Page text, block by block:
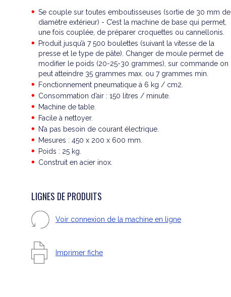
Se couple sur toutes emboutisseuses (sortie de 30 mm de
diamètre extérieur) - C’est la machine de base qui permet,
une fois couplée, de préparer croquettes ou cannellonis.
Produit jusqu’à 7 500 boulettes (suivant la vitesse de la
presse et le type de pâte). Changer de moule permet de
modifier le poids (20-25-30 grammes), sur commande on
peut atteindre 35 grammes max. ou 7 grammes min.
Fonctionnement pneumatique à 6 kg / cm2.
Consommation d’air : 150 litres / minute.
Machine de table.
Facile à nettoyer.
N’a pas besoin de courant électrique.
Mesures : 450 x 200 x 600 mm.
Poids : 25 kg.
Construit en acier inox.
LIGNES DE PRODUITS
Voir connexion de la machine en ligne
Imprimer fiche